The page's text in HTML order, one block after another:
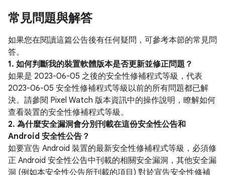
常見問題與解答
如果您在閱讀這篇公告後有任何疑問，可參考本節的常見問
答。
1. 如何判斷我的裝置軟體版本是否更新並修正問題？
如果是 2023-06-05 之後的安全性修補程式等級，代表
2023-06-05 安全性修補程式等級以前的所有問題都已解
決。請參閱 Pixel Watch 版本資訊中的操作說明，瞭解如何
查看裝置的安全性修補程式等級。
2. 為什麼安全漏洞會分別刊載在這份安全性公告和
Android 安全性公告？
如要宣告 Android 裝置的最新安全性修補程式等級，必須修
正 Android 安全性公告中刊載的相關安全漏洞，其他安全漏
洞 (例如本安全性公告所刊載的項目) 對於宣告安全性修補